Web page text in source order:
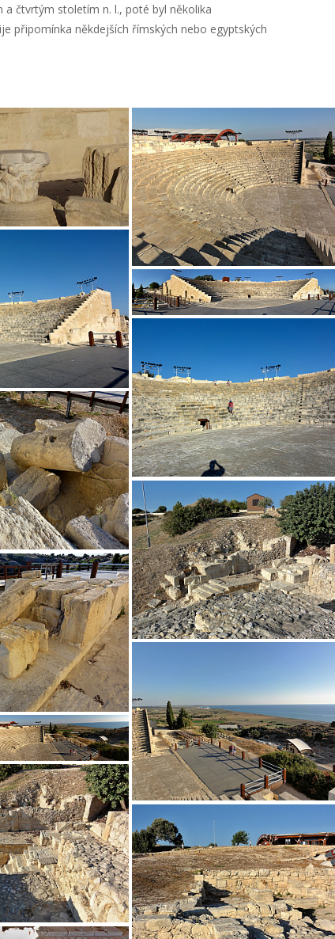
čtvrtým stoletím n. l., poté byl několika
připomínka někdejších římských nebo egyptských